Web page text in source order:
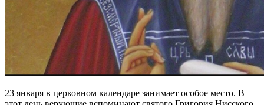
23 января в церковном календаре занимает особое место. В